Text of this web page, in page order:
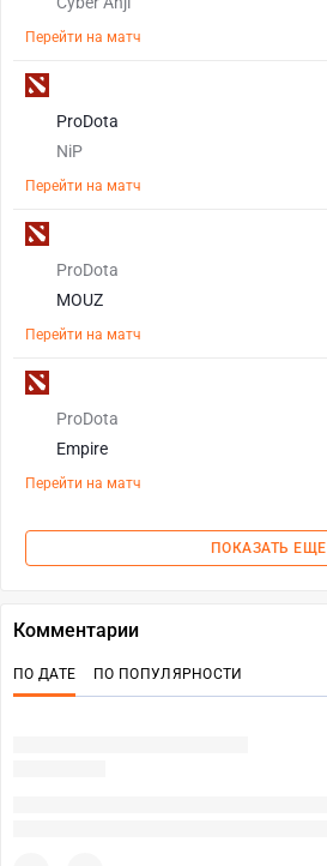
Перейти на матч
ProDota
NiP
Перейти на матч
ProDota
MOUZ
Перейти на матч
ProDota
Empire
Перейти на матч
ПОКАЗАТЬ ЕЩЕ
Комментарии
ПО ДАТЕ ПО ПОПУЛЯРНОСТИ